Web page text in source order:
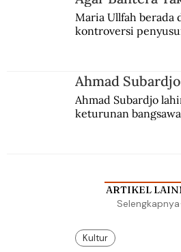
Maria Ullfah berada
kontroversi
Ahmad
Ahmad Subardjo
keturunan
ARTIKEL
Selengkapnya
Kultur